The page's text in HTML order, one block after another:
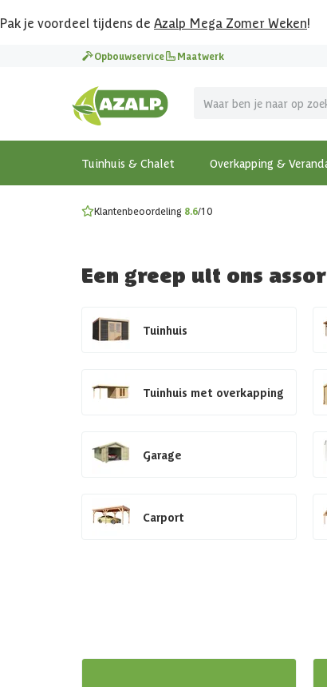
Pak je voordeel tijdens de Azalp Mega Zomer Weken!
Opbouwservice Maatwerk
Tuinhuis & Chalet Overkapping &
Vier vakantie in je tuin
MEGA zomer kortingen op overkappingen en
Bekijk de actiemodellen
Gratis wandplankset
Ontdek onze metalen overkappingen
Klantenbeoordeling 8.6/10
Een greep uit ons
Tuinhuis
Tuinhuis met overkapping
Garage
Carport